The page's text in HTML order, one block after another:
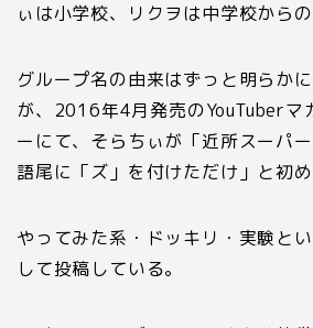
ぃは小学校、リクヲは中学校から
グループ名の由来はずっと明らか
が、 2016年4月発売のYouTuberマ
ーにて、そらちぃが「近所スーパ
語尾に「ズ」を付けただけ」と初め
やってみた系・ドッキリ・実験と
して投稿している。